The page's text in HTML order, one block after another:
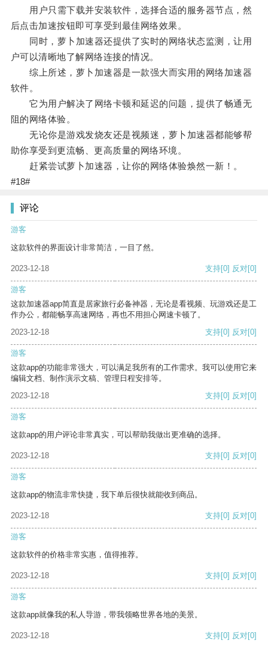
用户只需下载并安装软件，选择合适的服务器节点，然
后点击加速按钮即可享受到最佳网络效果。
同时，萝卜加速器还提供了实时的网络状态监测，让用
户可以清晰地了解网络连接的情况。
综上所述，萝卜加速器是一款强大而实用的网络加速器
软件。
它为用户解决了网络卡顿和延迟的问题，提供了畅通无
阻的网络体验。
无论你是游戏发烧友还是视频迷，萝卜加速器都能够帮
助你享受到更流畅、更高质量的网络环境。
赶紧尝试萝卜加速器，让你的网络体验焕然一新！。
#18#
评论
游客
这款软件的界面设计非常简洁，一目了然。
2023-12-18 支持[0] 反对[0]
游客
这款加速器app简直是居家旅行必备神器，无论是看视频、玩游戏还是工
作办公，都能畅享高速网络，再也不用担心网速卡顿了。
2023-12-18
支持[0] 反对[0]
游客
这款app的功能非常强大，可以满足我所有的工作需求。我可以使用它来
编辑文档、制作演示文稿、管理日程安排等。
2023-12-18
支持[0] 反对[0]
游客
这款app的用户评论非常真实，可以帮助我做出更准确的选择。
2023-12-18 支持[0] 反对[0]
游客
这款app的物流非常快捷，我下单后很快就能收到商品。
2023-12-18 支持[0] 反对[0]
游客
这款软件的价格非常实惠，值得推荐。
2023-12-18 支持[0] 反对[0]
游客
这款app就像我的私人导游，带我领略世界各地的美景。
2023-12-18 支持[0] 反对[0]